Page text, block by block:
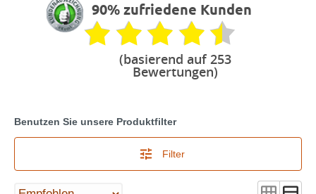
90% zufriedene Kunden
(basierend auf 253
Bewertungen)
Benutzen Sie unsere Produktfilter
Filter